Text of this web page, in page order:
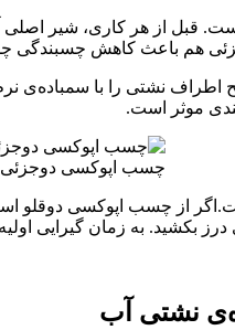
از هر کاری، شیر اصلی
جزئی هم باعث کاهش
نشتی را با سمباده‌ی
موثر است.
چسب اپوکسی دوجزئی
چسب اپوکسی دوقلو
بکشید. به زمان گیرایی
نشتی آب